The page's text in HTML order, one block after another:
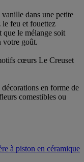
dans une petite
le feu et fouettez
que le mélange soit
votre goût.
cœurs Le Creuset
en forme de
comestibles ou